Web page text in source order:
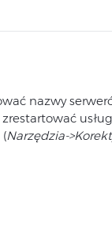
nazwy
Narzędzia-